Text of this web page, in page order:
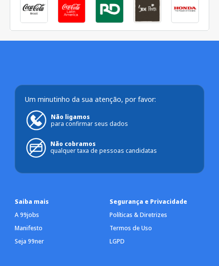
Saiba mais
A 99jobs
Manifesto
Seja 99ner
Segurança e Privacidade
Políticas & Diretrizes
Termos de Uso
LGPD
Um minutinho da sua atenção, por favor:
Não ligamos
para confirmar seus dados
Não cobramos
qualquer taxa de pessoas candidatas